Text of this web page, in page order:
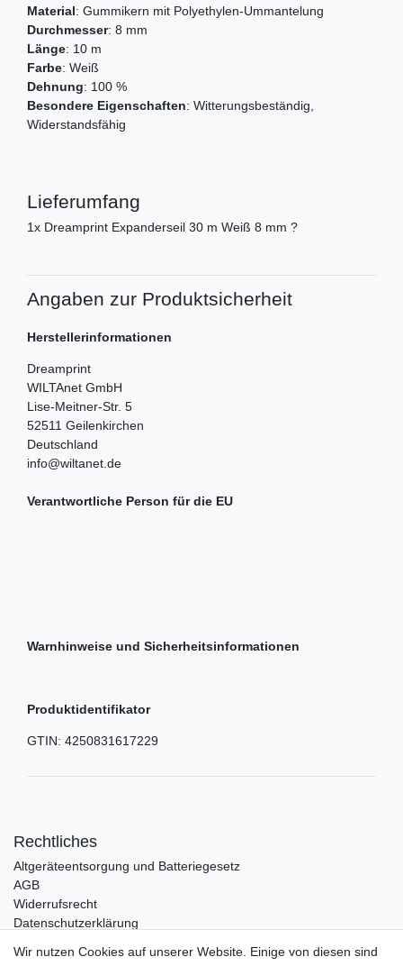
Material: Gummikern mit Polyethylen-Ummantelung
Durchmesser: 8 mm
Länge: 10 m
Farbe: Weiß
Dehnung: 100 %
Besondere Eigenschaften: Witterungsbeständig,
Widerstandsfähig
Lieferumfang
1x Dreamprint Expanderseil 30 m Weiß 8 mm ?
Angaben zur Produktsicherheit
Herstellerinformationen
Dreamprint
WILTAnet GmbH
Lise-Meitner-Str. 5
52511 Geilenkirchen
Deutschland
info@wiltanet.de
Verantwortliche Person für die EU
Warnhinweise und Sicherheitsinformationen
Produktidentifikator
GTIN: 4250831617229
Rechtliches
Altgeräteentsorgung und Batteriegesetz
AGB
Widerrufsrecht
Datenschutzerklärung
Impressum
Wir nutzen Cookies auf unserer Website. Einige von diesen sind